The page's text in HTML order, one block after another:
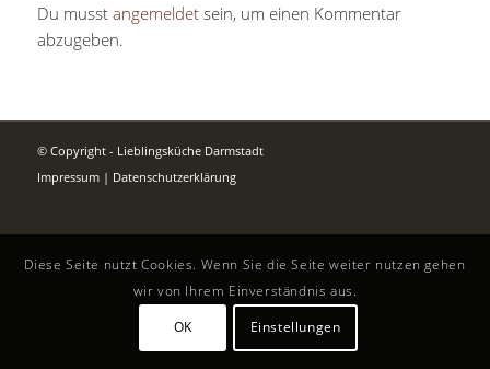
Du musst angemeldetsein, um einen Kommentar
abzugeben.
© Copyright - Lieblingsküche Darmstadt
Impressum| Datenschutzerklärung
Diese Seite nutzt Cookies. Wenn Sie die Seite weiter nutzen gehen
wir von Ihrem Einverständnis aus.
OK
Einstellungen